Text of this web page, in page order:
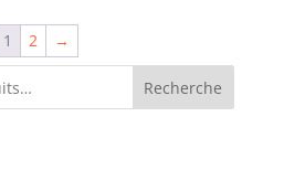
1 2 →
Recherche